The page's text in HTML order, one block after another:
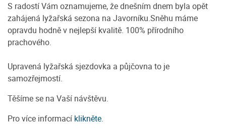
S radostí Vám oznamujeme, že dnešním dnem byla opět
zahájená lyžařská sezona na Javorníku.Sněhu máme
opravdu hodně v nejlepší kvalitě. 100% přírodního
prachového.
Upravená lyžařská sjezdovka a půjčovna to je
samozřejmostí.
Těšíme se na Vaší návštěvu.
Pro více informací klikněte.